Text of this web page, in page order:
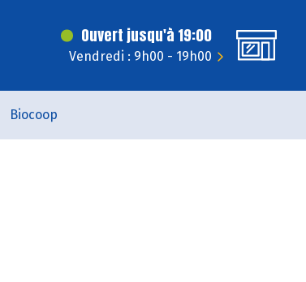
Ouvert jusqu'à 19:00
Vendredi : 9h00 - 19h00
Biocoop